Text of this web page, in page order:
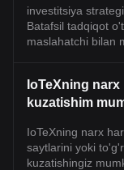
investitsiya
Batafsil tadqiqot
maslahatchi bilan
IoTeXning
kuzatishim
IoTeXning narx
saytlarini yoki
kuzatishingiz